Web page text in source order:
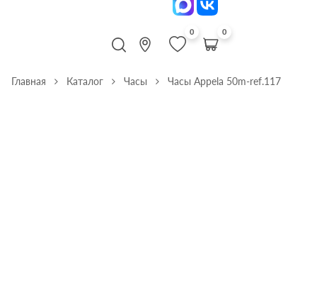
0 0
Главная Каталог Часы Часы Appela 50m-ref.117